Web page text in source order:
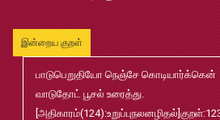
20
Jul
20
முனைவர்பட்டப்-பயிற்சிப்-பணித்-
Jun B.Ed and M.Ed Admission
இன்றைய குறள்
பாடுபெறுதியோ நெஞ்சே கொடியார்க்கென்
வாடுதோட் பூசல் உரைத்து.